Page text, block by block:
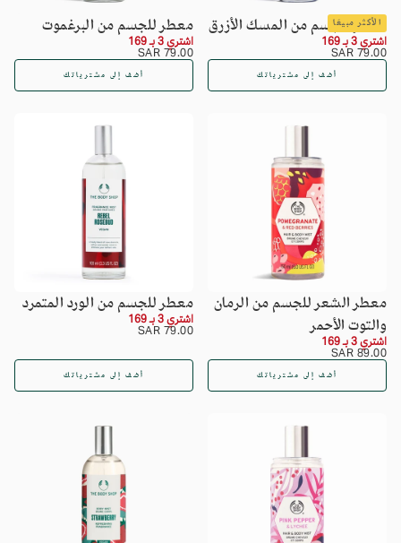
معطر للجسم من المسك الأزرق
الأكثر مبيعًا
اشتري 3 بـ 169
79.00
SAR
السعر
العادي
79.00 SAR
أضف إلى مشترياتك
معطر للجسم من البرغموت
اشتري 3 بـ 169
79.00
SAR
السعر
العادي
79.00 SAR
أضف إلى مشترياتك
معطر الشعر للجسم من الرمان
والتوت الأحمر
اشتري 3 بـ 169
89.00
SAR
السعر
العادي
89.00 SAR
أضف إلى مشترياتك
معطر للجسم من الورد المتمرد
اشتري 3 بـ 169
79.00
السعر
79.00 SAR
أضف إلى مشترياتك